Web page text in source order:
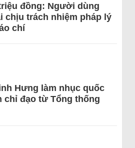
đồng: Người dùng
chịu trách nhiệm pháp lý
chí
Hưng làm nhục quốc
chỉ đạo từ Tổng thống